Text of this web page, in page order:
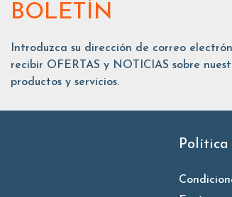
BOLETÍN
Introduzca su dirección de correo
recibir OFERTAS y NOTICIAS sobre
productos y servicios.
Política